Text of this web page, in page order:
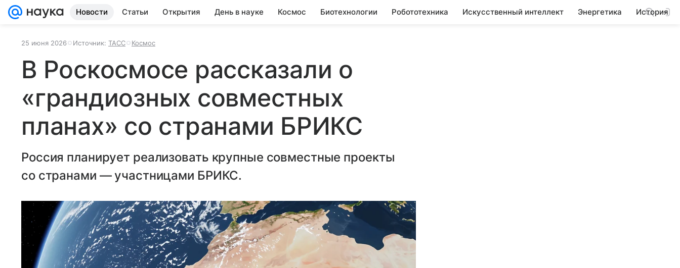
Новости Статьи Открытия День в науке Космос Биотехнологии Робототехника Искусственный интеллект Энергетика История
25 июня 2026 Источник: ТАСС Космос
В Роскосмосе рассказали о
«грандиозных совместных
планах» со странами БРИКС
Россия планирует реализовать крупные совместные проекты
со странами — участницами БРИКС.